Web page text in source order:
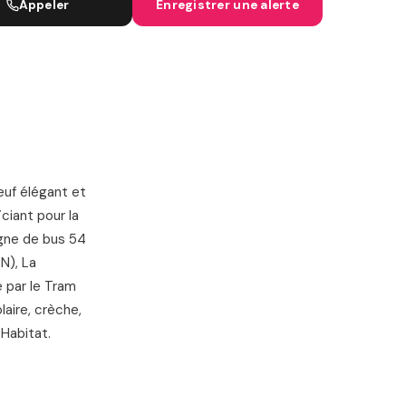
SNCF
Appeler Enregistrer une alerte
élégant et
pour la
de bus 54
La
le Tram
crèche,